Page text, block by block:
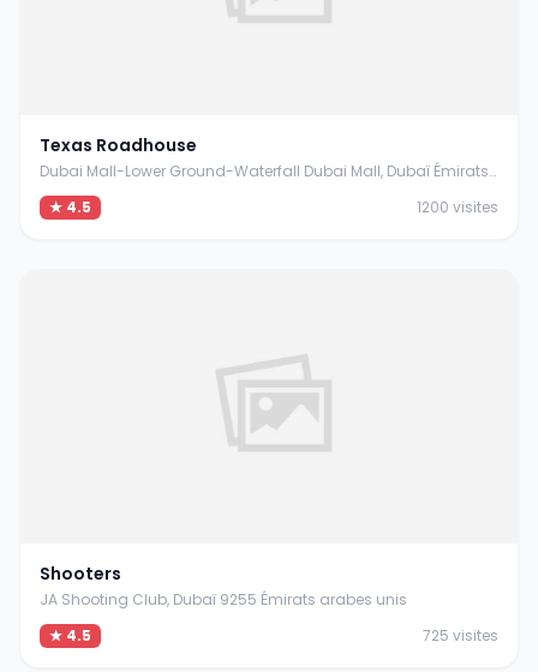
Texas Roadhouse
Dubai Mall-Lower Ground-Waterfall Dubai Mall, Dubaï Émirats arabes unis
★ 4.5
1200 visites
Shooters
JA Shooting Club, Dubaï 9255 Émirats arabes unis
★ 4.5
725 visites